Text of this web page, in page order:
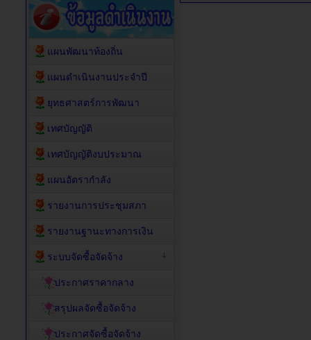
แผนพัฒนาท้องถิ่น
แผนดำเนินงานประจำปี
ยุทธศาสตร์การพัฒนา
เทศบัญญัติ
เทศบัญญัติงบประมาณ
แผนอัตรากำลัง
รายงานการประชุมสภา
รายงานฐานะทางการเงิน
ระบบจัดซื้อจัดจ้าง
ประกาศราคากลาง
สรุปผลจัดซื้อจัดจ้าง
ประกาศจัดซื้อจัดจ้าง